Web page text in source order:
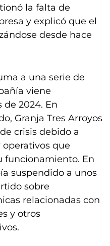
la falta de
y explicó que el
desde hace
a una serie de
viene
de 2024. En
Granja Tres Arroyos
crisis debido a
que
funcionamiento. En
suspendido a unos
sobre
relacionadas con
y otros